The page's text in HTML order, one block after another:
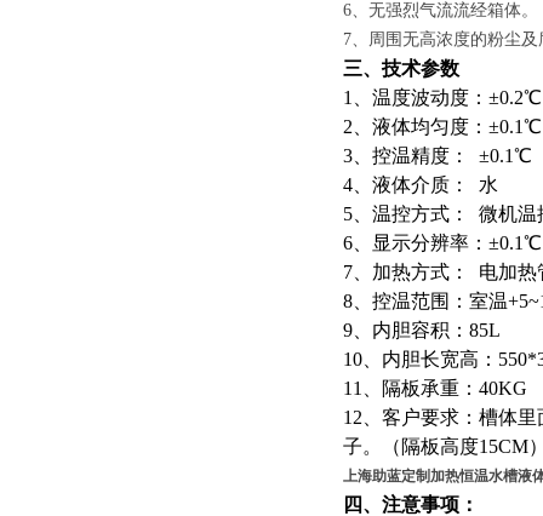
6、无强烈气流流经箱体。
7、周围无高浓度的粉尘
三、技术参数
1、温度波动度：±0.2℃
2、液体均匀度：±0.1℃
3、控温精度： ±0.1℃
4、液体介质： 水
5、温控方式： 微机温
6、显示分辨率：±0.1℃
7、加热方式： 电加热
8、控温范围：室温
9、内胆容积：85L
10、内胆长宽高：
11、隔板承重：40KG
12、客户要求：槽体
子。（隔板高度15CM
上海助蓝定制加热恒温水槽液
四、注意事项：